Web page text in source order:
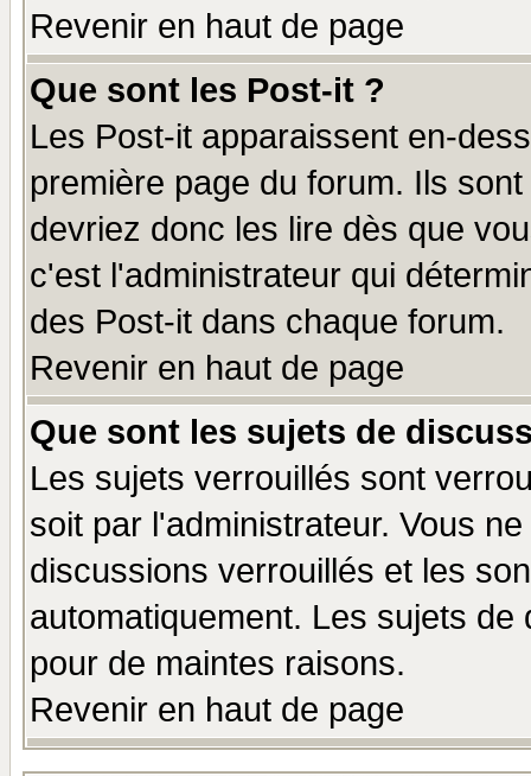
Revenir en haut de page
Que sont les Post-it ?
Les Post-it apparaissent en-
première page du forum. Ils
devriez donc les lire dès que
c'est l'administrateur qui
des Post-it dans chaque forum.
Revenir en haut de page
Que sont les sujets de
Les sujets verrouillés sont
soit par l'administrateur. Vous
discussions verrouillés et les
automatiquement. Les sujets
pour de maintes raisons.
Revenir en haut de page